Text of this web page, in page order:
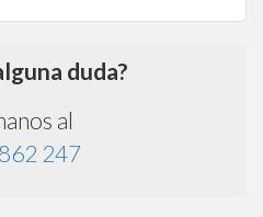
duda?
al
247